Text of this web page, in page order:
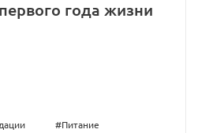
года жизни
#Питание